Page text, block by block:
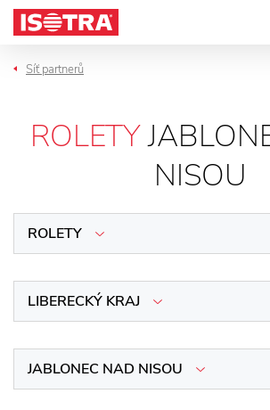
Přeskočit na obsah
Síť partnerů
ROLETY
NISOU
ROLETY
LIBERECKÝ KRAJ
JABLONEC NAD NISOU